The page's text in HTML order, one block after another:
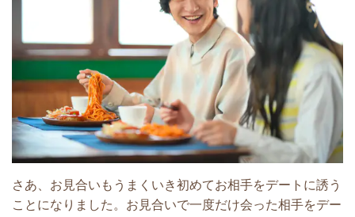
さあ、お見合いもうまくいき初めてお相手をデートに誘う
ことになりました。お見合いで一度だけ会った相手をデー